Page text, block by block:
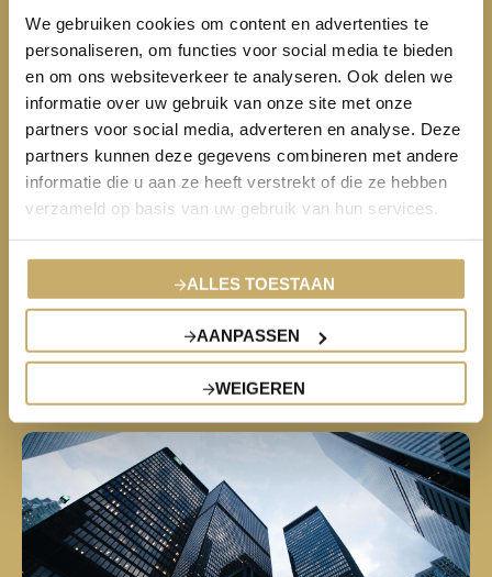
We gebruiken cookies om content en advertenties te
personaliseren, om functies voor social media te bieden
en om ons websiteverkeer te analyseren. Ook delen we
informatie over uw gebruik van onze site met onze
partners voor social media, adverteren en analyse. Deze
partners kunnen deze gegevens combineren met andere
informatie die u aan ze heeft verstrekt of die ze hebben
verzameld op basis van uw gebruik van hun services.
ALLES TOESTAAN
AANPASSEN
WEIGEREN
KUNST & KOSTBAARHEDEN
Kunst
Antiek
Juwelen & Horloges